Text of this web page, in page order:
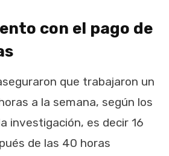
con el pago de
que trabajaron un
a la semana, según los
investigación, es decir 16
de las 40 horas